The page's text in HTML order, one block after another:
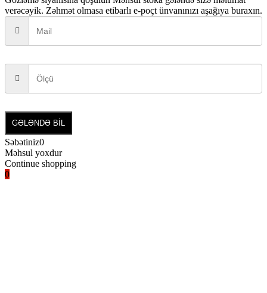
verəcəyik. Zəhmət olmasa etibarlı e-poçt ünvanınızı aşağıya buraxın.
GƏLƏNDƏ BİL
Səbətiniz0
Məhsul yoxdur
Continue shopping
0